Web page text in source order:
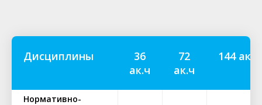
Дисциплины
36
ак.ч
72
ак.ч
144 ак.ч
Нормативно-